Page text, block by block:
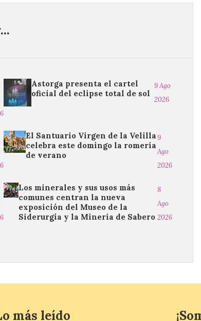
Astorga presenta el cartel
oficial del eclipse total de sol
9 Ago
2026
El Santuario Virgen de la Velilla
celebra este domingo la romería
de verano
9
Ago
2026
Los minerales y sus usos más
comunes centran la nueva
exposición del Museo de la
Siderurgia y la Minería de Sabero
8
Ago
2026
más leído